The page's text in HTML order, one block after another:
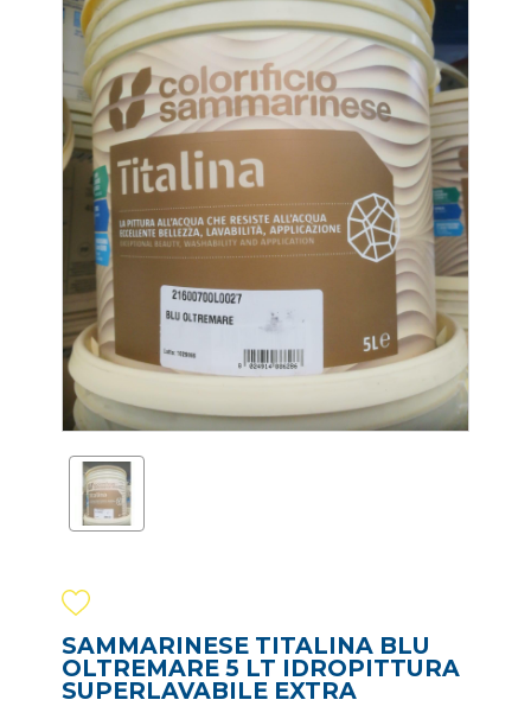
SAMMARINESE TITALINA BLU
OLTREMARE 5 LT IDROPITTURA
SUPERLAVABILE EXTRA